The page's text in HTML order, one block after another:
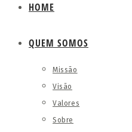
HOME
QUEM SOMOS
Missão
Visão
Valores
Sobre